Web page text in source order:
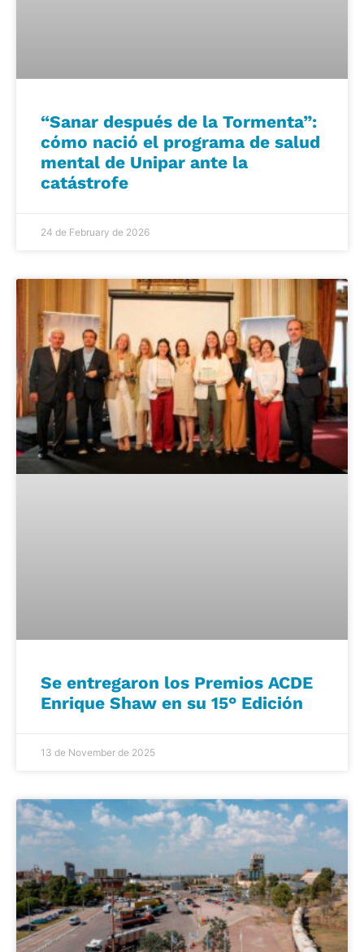
“Sanar después de la Tormenta”:
cómo nació el programa de salud
mental de Unipar ante la
catástrofe
24 de February de 2026
Se entregaron los Premios ACDE
Enrique Shaw en su 15° Edición
13 de November de 2025